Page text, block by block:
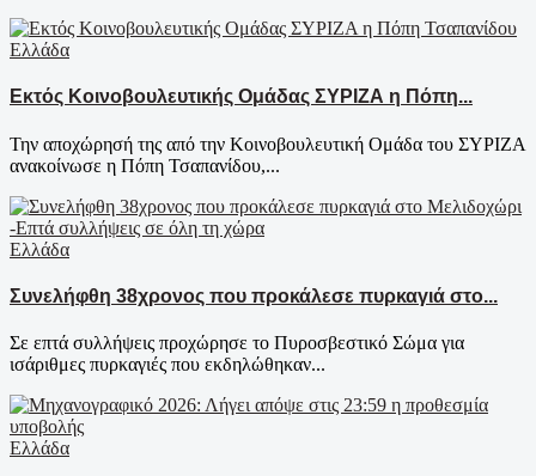
Ελλάδα
Εκτός Κοινοβουλευτικής Ομάδας ΣΥΡΙΖΑ η Πόπη...
Την αποχώρησή της από την Κοινοβουλευτική Ομάδα του ΣΥΡΙΖΑ
ανακοίνωσε η Πόπη Τσαπανίδου,...
Ελλάδα
Συνελήφθη 38χρονος που προκάλεσε πυρκαγιά στο...
Σε επτά συλλήψεις προχώρησε το Πυροσβεστικό Σώμα για
ισάριθμες πυρκαγιές που εκδηλώθηκαν...
Ελλάδα